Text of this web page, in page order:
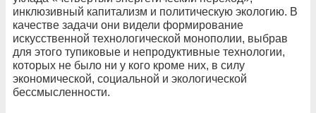
инклюзивный капитализм и политическую экологию. В
качестве задачи они видели формирование
искусственной технологической монополии, выбрав
для этого тупиковые и непродуктивные технологии,
которых не было ни у кого кроме них, в силу
экономической, социальной и экологической
бессмысленности.